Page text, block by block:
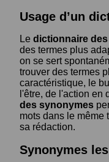
Usage d’un
Le dictionnaire
des termes plus
on se sert
trouver des termes
caractéristique, le
l'être, de l'action en
des synonymes
mots dans le même
sa rédaction.
Synonymes